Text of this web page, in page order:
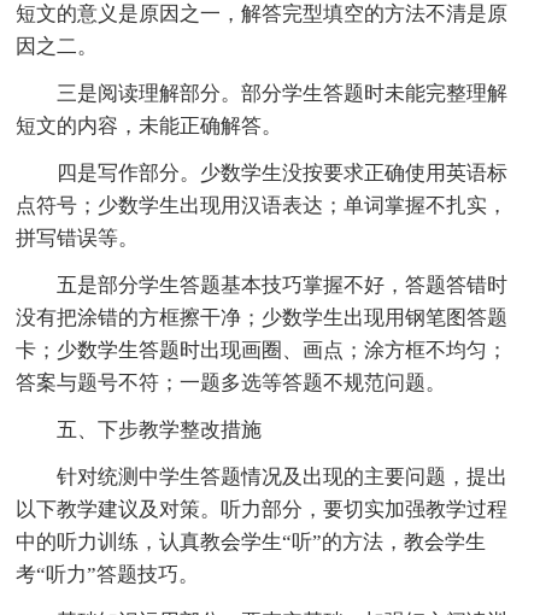
短文的意义是原因之一，解答完型填空的方法不清是原
因之二。
三是阅读理解部分。部分学生答题时未能完整理解
短文的内容，未能正确解答。
四是写作部分。少数学生没按要求正确使用英语标
点符号；少数学生出现用汉语表达；单词掌握不扎实，
拼写错误等。
五是部分学生答题基本技巧掌握不好，答题答错时
没有把涂错的方框擦干净；少数学生出现用钢笔图答题
卡；少数学生答题时出现画圈、画点；涂方框不均匀；
答案与题号不符；一题多选等答题不规范问题。
五、下步教学整改措施
针对统测中学生答题情况及出现的主要问题，提出
以下教学建议及对策。听力部分，要切实加强教学过程
中的听力训练，认真教会学生“听”的方法，教会学生
考“听力”答题技巧。